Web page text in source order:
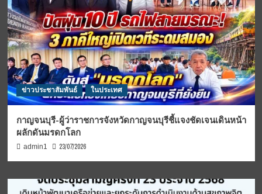
ข่าวประชาสัมพันธ์ ในประเทศ
กาญจนบุรี-ผู้ว่าราชการจังหวัดกาญจนบุรีชี้แจงชัดเจนเดินหน้า
ผลักดันมรดกโลก
admin1 23/07/2026